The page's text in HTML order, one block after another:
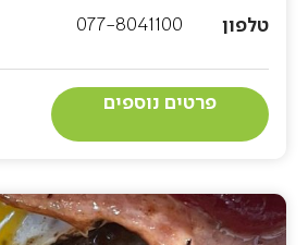
טלפון 077-8041100
פרטים נוספים